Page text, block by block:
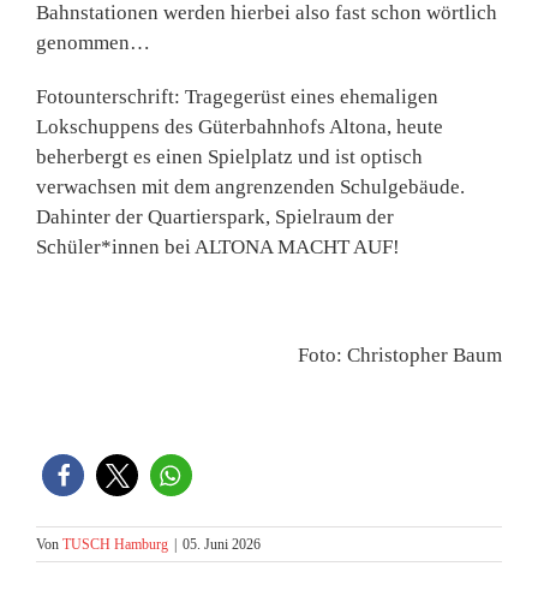
Bahnstationen werden hierbei also fast schon wörtlich
genommen…
Fotounterschrift: Tragegerüst eines ehemaligen
Lokschuppens des Güterbahnhofs Altona, heute
beherbergt es einen Spielplatz und ist optisch
verwachsen mit dem angrenzenden Schulgebäude.
Dahinter der Quartierspark, Spielraum der
Schüler*innen bei ALTONA MACHT AUF!
Foto: Christopher Baum
Von TUSCH Hamburg | 05. Juni 2026